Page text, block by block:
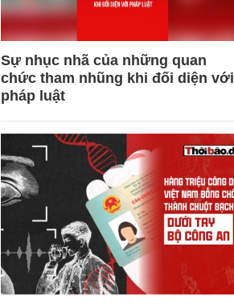
Sự nhục nhã của những quan
chức tham nhũng khi đối diện với
pháp luật